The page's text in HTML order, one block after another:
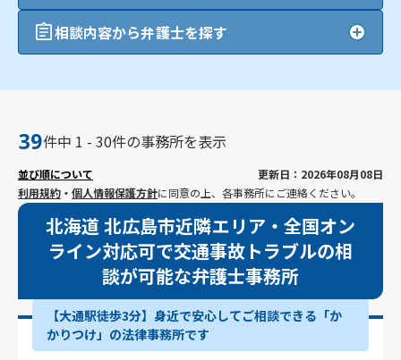
相談内容から弁護士を探す
39件中 1 - 30件の事務所を表示
並び順について
更新日：2026年08月08日
利用規約 ・個人情報保護方針に同意の上、各事務所にご連絡ください。
北海道 北広島市近隣エリア・全国オン
ライン対応可で交通事故トラブルの相
談が可能な弁護士事務所
【大通駅徒歩3分】身近で安心してご相談できる「か
かりつけ」の法律事務所です